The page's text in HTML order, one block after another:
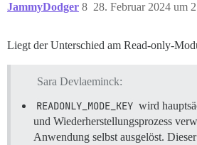
JammyDodger 28. Februar 2024 um
8
Liegt der Unterschied am Read-only-
Sara Devlaeminck:
READONLY_MODE_KEY wird
und Wiederherstellungsprozess
Anwendung selbst ausgelöst.